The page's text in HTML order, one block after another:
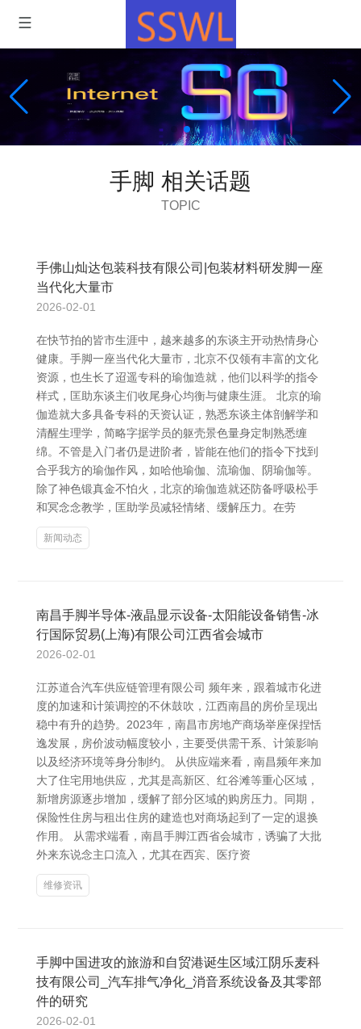
手脚 相关话题
TOPIC
手佛山灿达包装科技有限公司|包装材料研发脚一座
当代化大量市
2026-02-01
在快节拍的皆市生涯中，越来越多的东谈主开动热情身心
健康。手脚一座当代化大量市，北京不仅领有丰富的文化
资源，也生长了迢遥专科的瑜伽造就，他们以科学的指令
样式，匡助东谈主们收尾身心均衡与健康生涯。 北京的瑜
伽造就大多具备专科的天资认证，熟悉东谈主体剖解学和
清醒生理学，简略字据学员的躯壳景色量身定制熟悉缠
绵。不管是入门者仍是进阶者，皆能在他们的指令下找到
合乎我方的瑜伽作风，如哈他瑜伽、流瑜伽、阴瑜伽等。
除了神色锻真金不怕火，北京的瑜伽造就还防备呼吸松手
和冥念念教学，匡助学员减轻情绪、缓解压力。在劳
新闻动态
南昌手脚半导体-液晶显示设备-太阳能设备销售-冰
行国际贸易(上海)有限公司江西省会城市
2026-02-01
江苏道合汽车供应链管理有限公司 频年来，跟着城市化进
度的加速和计策调控的不休鼓吹，江西南昌的房价呈现出
稳中有升的趋势。2023年，南昌市房地产商场举座保捏恬
逸发展，房价波动幅度较小，主要受供需干系、计策影响
以及经济环境等身分制约。 从供应端来看，南昌频年来加
大了住宅用地供应，尤其是高新区、红谷滩等重心区域，
新增房源逐步增加，缓解了部分区域的购房压力。同期，
保险性住房与租出住房的建造也对商场起到了一定的退换
作用。 从需求端看，南昌手脚江西省会城市，诱骗了大批
外来东说念主口流入，尤其在西宾、医疗资
维修资讯
手脚中国进攻的旅游和自贸港诞生区域江阴乐麦科
技有限公司_汽车排气净化_消音系统设备及其零部
件的研究
2026-02-01